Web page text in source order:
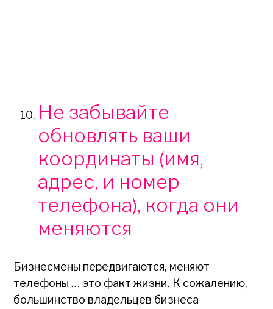
Не забывайте
обновлять ваши
координаты (имя,
адрес, и номер
телефона), когда они
меняются
Бизнесмены передвигаются, меняют
телефоны … это факт жизни. К сожалению,
большинство владельцев бизнеса